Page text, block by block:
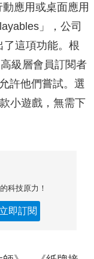
應用或桌面應用
」，公司
了這項功能。根
級層會員訂閱者
許他們嘗試。選
小遊戲，無需下
科技原力！
立即訂閱